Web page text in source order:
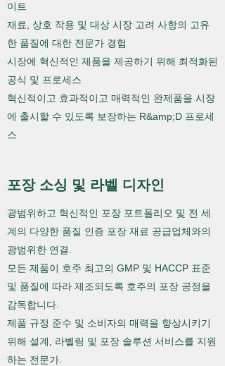
이트
재료, 상호 작용 및 대상 시장 고려 사항의 고유
한 품질에 대한 전문가 경험
시장에 혁신적인 제품을 제공하기 위해 최적화된
공식 및 프로세스
혁신적이고 효과적이고 매력적인 완제품을 시장
에 출시할 수 있도록 보장하는 R&amp;D 프로세
스
포장 소싱 및 라벨 디자인
​광범위하고 혁신적인 포장 포트폴리오 및 전 세
계의 다양한 품질 인증 포장 재료 공급업체와의
광범위한 연결.
모든 제품이 호주 최고의 GMP 및 HACCP 표준
및 품질에 따라 제조되도록 호주의 포장 공정을
감독합니다.
제품 규정 준수 및 소비자의 매력을 향상시키기
위해 설계, 라벨링 및 포장 솔루션 서비스를 지원
하는 전문가.